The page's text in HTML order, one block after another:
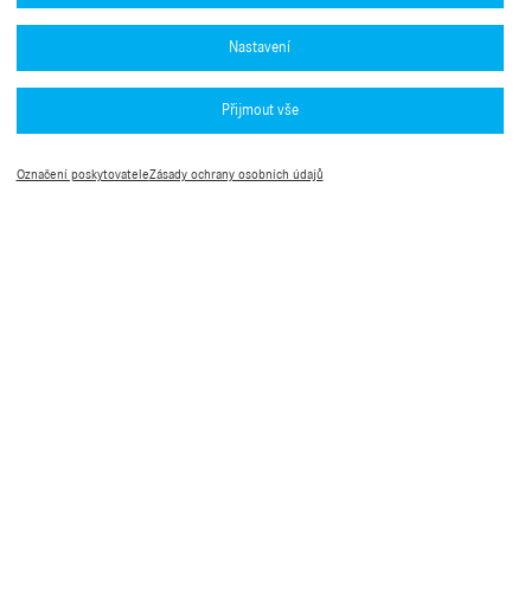
Nastavení
Přijmout vše
Označení poskytovateleZásady ochrany osobních údajů
Novinky
Čísla schválení typu (PDF)
Zásady ochrany osobních údajů platformy B2B Connect
Podmínky použití